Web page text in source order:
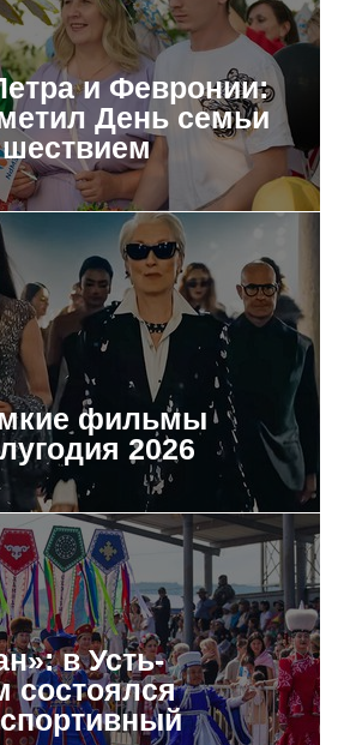
и Февронии:
День семьи
фильмы
2026
в Усть-
состоялся